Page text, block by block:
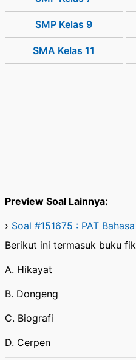
SMP Kelas 9
SMA Kelas 11
Preview Soal Lainnya:
› Soal #151675 : PAT
Berikut ini termasuk buku
A. Hikayat
B. Dongeng
C. Biografi
D. Cerpen